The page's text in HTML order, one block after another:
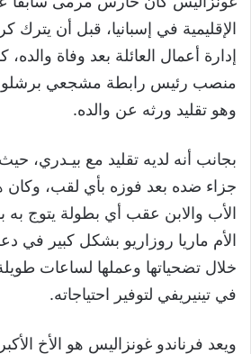
الإقليمية في إسبانيا، قبل أن يترك
إدارة أعمال العائلة بعد وفاة والده،
منصب رئيس رابطة مشجعي
وهو تقليد ورثه عن والده.
بجانب أنه لديه تقليد مع بيـدري،
جزاء ضده بعد فوزه بأي لقب، وكان
الأب والابن عقب أي بطولة يتوج به
الأم ماريا روزاريو بشكل كبير في
خلال تضحياتها وعملها لساعات
في تينيريفي لتوفير احتياجاته.
ويعد فرناندو غونزاليس هو الأخ